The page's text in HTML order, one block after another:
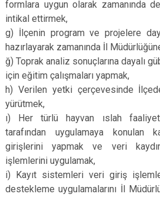
formlara uygun olarak zamanında
intikal ettirmek,
g) İlçenin program ve projelere
hazırlayarak zamanında İl
ğ) Toprak analiz sonuçlarına dayalı
için eğitim çalışmaları yapmak,
h) Verilen yetki çerçevesinde
yürütmek,
ı) Her türlü hayvan ıslah
tarafından uygulamaya konulan
girişlerini yapmak ve veri
işlemlerini uygulamak,
i) Kayıt sistemleri veri giriş
destekleme uygulamalarını İl